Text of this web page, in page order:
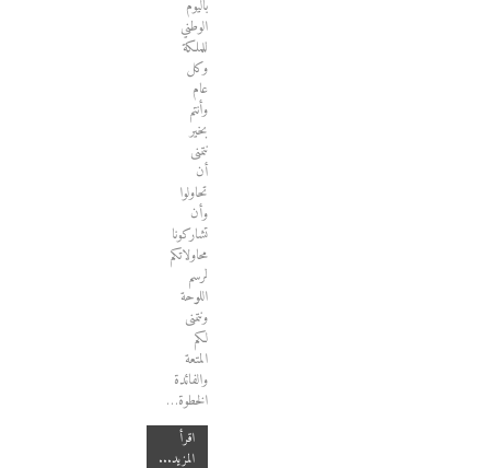
باليوم
الوطني
للملكة
وكل
عام
وأنتم
بخير
نتمنى
أن
تحاولوا
وأن
تشاركونا
محاولاتكم
لرسم
اللوحة
ونتمنى
لكم
المتعة
والفائدة
الخطوة…
اقرأ
المزيد...